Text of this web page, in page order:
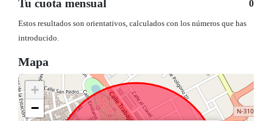
Tu cuota mensual 0
Estos resultados son orientativos, calculados con los números que has
introducido.
Mapa
+
−